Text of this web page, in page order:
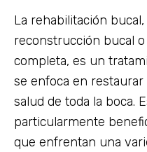
La rehabilitación
reconstrucción bucal
completa, es un
se enfoca en
salud de toda la boca.
particularmente
que enfrentan una